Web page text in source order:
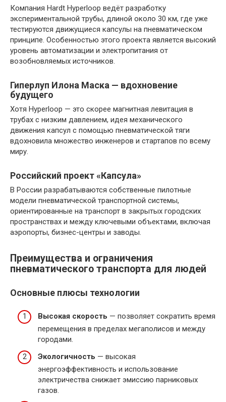
Компания Hardt Hyperloop ведёт разработку
экспериментальной трубы, длиной около 30 км, где уже
тестируются движущиеся капсулы на пневматическом
принципе. Особенностью этого проекта является высокий
уровень автоматизации и электропитания от
возобновляемых источников.
Гиперлуп Илона Маска — вдохновение
будущего
Хотя Hyperloop — это скорее магнитная левитация в
трубах с низким давлением, идея механического
движения капсул с помощью пневматической тяги
вдохновила множество инженеров и стартапов по всему
миру.
Российский проект «Капсула»
В России разрабатываются собственные пилотные
модели пневматической транспортной системы,
ориентированные на транспорт в закрытых городских
пространствах и между ключевыми объектами, включая
аэропорты, бизнес-центры и заводы.
Преимущества и ограничения
пневматического транспорта для людей
Основные плюсы технологии
Высокая скорость — позволяет сократить время
перемещения в пределах мегаполисов и между
городами.
Экологичность — высокая
энергоэффективность и использование
электричества снижает эмиссию парниковых
газов.